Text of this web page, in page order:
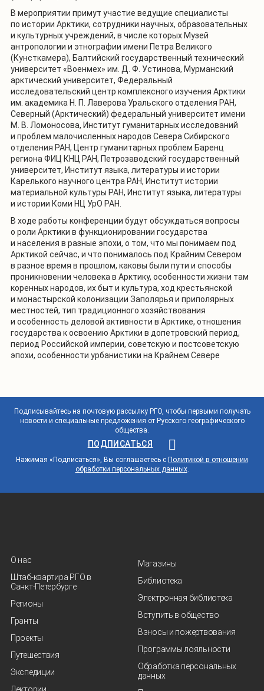
В мероприятии примут участие ведущие специалисты
по истории Арктики, сотрудники научных, образовательных
и культурных учреждений, в числе которых Музей
антропологии и этнографии имени Петра Великого
(Кунсткамера), Балтийский государственный технический
университет «Военмех» им. Д. Ф. Устинова, Мурманский
арктический университет, Федеральный
исследовательский центр комплексного изучения Арктики
им. академика Н. П. Лаверова Уральского отделения РАН,
Северный (Арктический) федеральный университет имени
М. В. Ломоносова, Институт гуманитарных исследований
и проблем малочисленных народов Севера Сибирского
отделения РАН, Центр гуманитарных проблем Баренц
региона ФИЦ КНЦ РАН, Петрозаводский государственный
университет, Институт языка, литературы и истории
Карелького научного центра РАН, Институт истории
материальной культуры РАН, Институт языка, литературы
и истории Коми НЦ УрО РАН.
В ходе работы конференции будут обсуждаться вопросы
о роли Арктики в функционировании государства
и населения в разные эпохи, о том, что мы понимаем под
Арктикой сейчас, и что понималось под Крайним Севером
в разное время в прошлом, каковы были пути и способы
проникновении человека в Арктику, особенности жизни там
коренных народов, их быт и культура, ход крестьянской
и монастырской колонизации Заполярья и приполярных
местностей, тип традиционного хозяйствования
и особенность деловой активности в Арктике, отношения
государства к освоению Арктики в допетровский период,
период Российской империи, советскую и постсоветскую
эпохи, особенности урбанистики на Крайнем Севере
Подписывайтесь на почтовую рассылку РГО, чтобы первыми получать
новости и специальные предложения от Русского географического
общества.
ПОДПИСАТЬСЯ
Нажимая «Подписаться», Вы соглашаетесь с Политикой в отношении
обработки персональных данных.
О нас
Штаб-квартира РГО в
Санкт‑Петербурге
Регионы
Гранты
Проекты
Путешествия
Экспедиции
Лектории
Магазины
Библиотека
Электронная библиотека
Вступить в общество
Взносы и пожертвования
Программы лояльности
Обработка персональных
данных